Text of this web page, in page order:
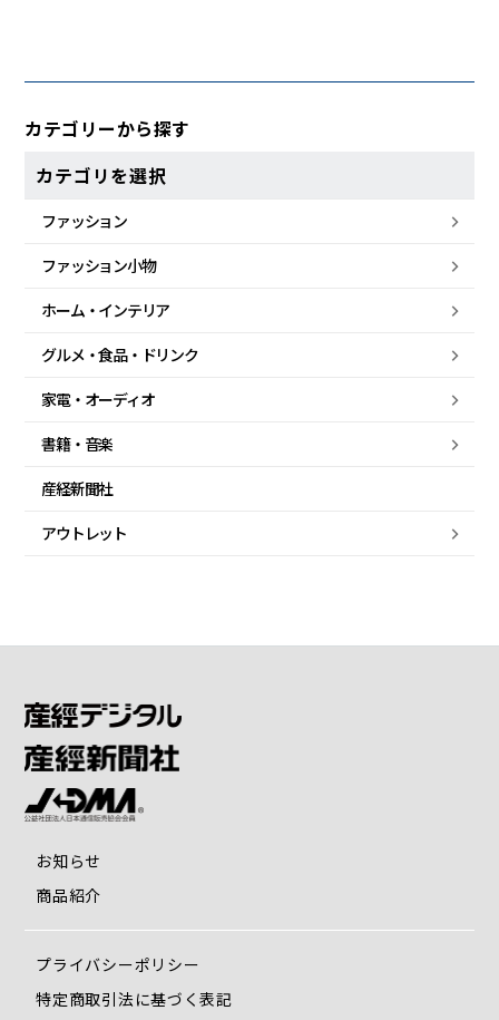
カテゴリーから探す
カテゴリを選択
ファッション
ファッション小物
ホーム・ インテリア
グルメ・食品・ ドリンク
家電・ オーディオ
書籍・音楽
産経新聞社
アウトレット
お知らせ
商品紹介
プライバシーポリシー
特定商取引法に基づく表記